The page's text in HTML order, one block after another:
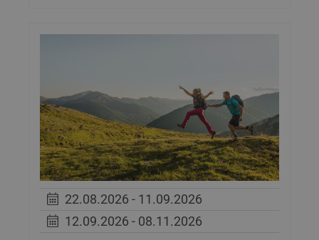
22.08.2026 - 11.09.2026
12.09.2026 - 08.11.2026